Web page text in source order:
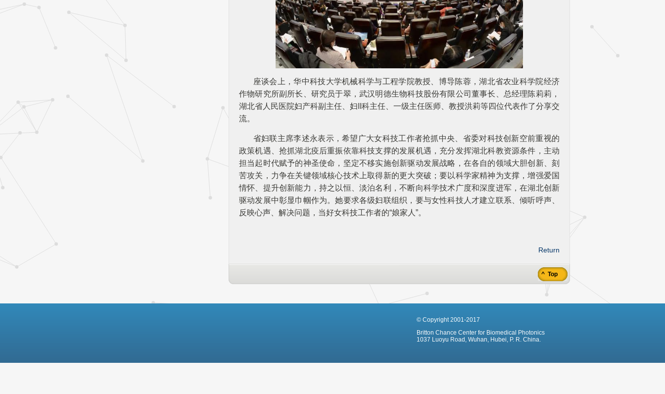
座谈会上，华中科技大学机械科学与工程学院教授、博导陈蓉，湖北省农业科学院经济
作物研究所副所长、研究员于翠，武汉明德生物科技股份有限公司董事长、总经理陈莉莉，
湖北省人民医院妇产科副主任、妇II科主任、一级主任医师、教授洪莉等四位代表作了分享交
流。
省妇联主席李述永表示，希望广大女科技工作者抢抓中央、省委对科技创新空前重视的
政策机遇、抢抓湖北疫后重振依靠科技支撑的发展机遇，充分发挥湖北科教资源条件，主动
担当起时代赋予的神圣使命，坚定不移实施创新驱动发展战略，在各自的领域大胆创新、刻
苦攻关，力争在关键领域核心技术上取得新的更大突破；要以科学家精神为支撑，增强爱国
情怀、提升创新能力，持之以恒、淡泊名利，不断向科学技术广度和深度进军，在湖北创新
驱动发展中彰显巾帼作为。她要求各级妇联组织，要与女性科技人才建立联系、倾听呼声、
反映心声、解决问题，当好女科技工作者的“娘家人”。
Return
^ Top
© Copyright 2001-2017
Britton Chance Center for Biomedical Photonics
1037 Luoyu Road, Wuhan, Hubei, P. R. China.